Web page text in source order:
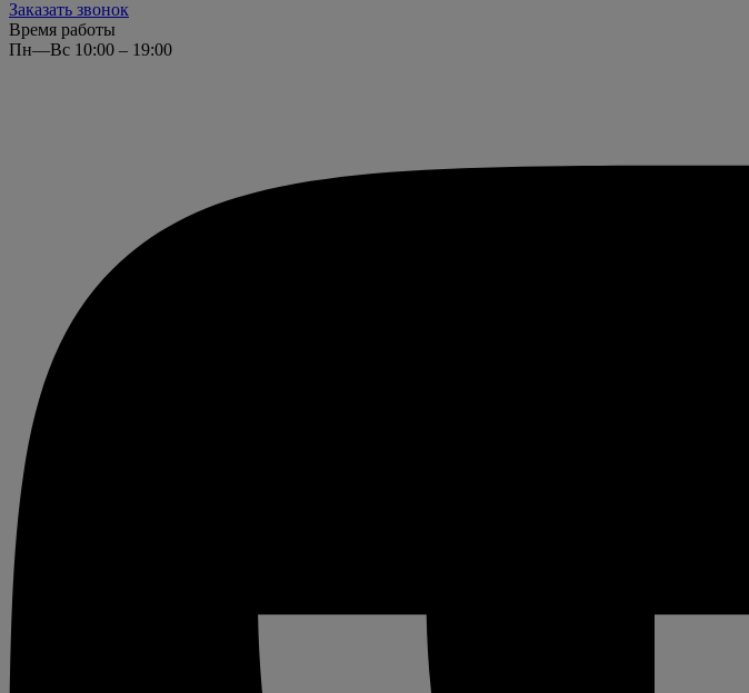
Заказать звонок
Время работы
Пн—Вс 10:00 – 19:00